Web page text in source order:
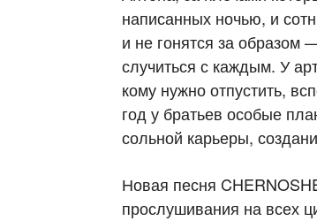
написанных ночью, и
и не гонятся за образом
случиться с каждым. У
кому нужно отпустить,
год у братьев особые
сольной карьеры,
Новая песня
прослушивания на всех